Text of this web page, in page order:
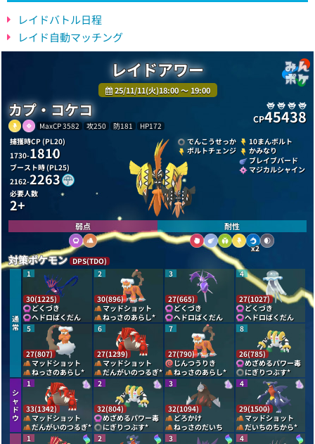
レイドバトル日程
レイド自動マッチング
レイドアワー
25/11/11(火)18:00 〜 19:00
カプ・コケコ CP45438
MaxCP 3582 攻250 防181
HP172
捕獲時CP (PL20)
1730-1810
ブースト時 (PL25)
2162-2263
必要人数
2+
でんこうせっか
ボルトチェンジ
10まんボルト
かみなり
ブレイブバード
マジカルシャイン
弱点 耐性
x2
対策ポケモン DPS(TDO)
通
常
1
30(1225)
どくづき
ヘドロばくだん
2
30(896)
マッドショット
ねっさのあらし*
3
27(665)
どくづき
ヘドロばくだん
4
27(1027)
どくづき
ヘドロばくだん
5
27(807)
マッドショット
ねっさのあらし*
6
27(1239)
マッドショット
だんがいのつるぎ*
7
27(790)
じんつうりき
ねっさのあらし*
8
26(785)
めざめるパワー毒
にぎりつぶす*
シ
ャ
ド
ウ
1
33(1342)
マッドショット
だんがいのつるぎ*
2
32(804)
めざめるパワー毒
にぎりつぶす*
3
32(1094)
どろかけ
ねっさのだいち
4
29(1500)
マッドショット
だいちのちから*
1 2 3 4